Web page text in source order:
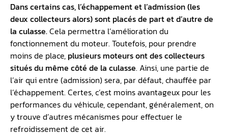
Dans certains cas, l’échappement et l’admission (les
deux collecteurs alors) sont placés de part et d’autre de
la culasse.Cela permettra l’amélioration du
fonctionnement du moteur. Toutefois, pour prendre
moins de place, plusieurs moteurs ont des collecteurs
situés du même côté de la culasse. Ainsi, une partie de
l’air qui entre (admission) sera, par défaut, chauffée par
l’échappement. Certes, c’est moins avantageux pour les
performances du véhicule, cependant, généralement, on
y trouve d’autres mécanismes pour effectuer le
refroidissement de cet air.